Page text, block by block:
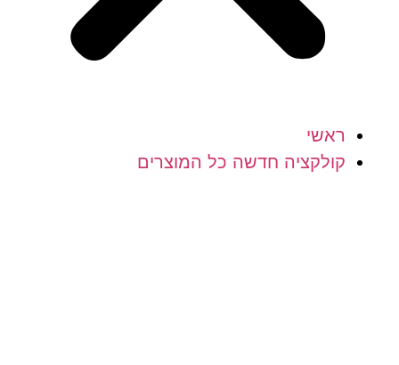
ראשי
קולקציה חדשה כל המוצרים